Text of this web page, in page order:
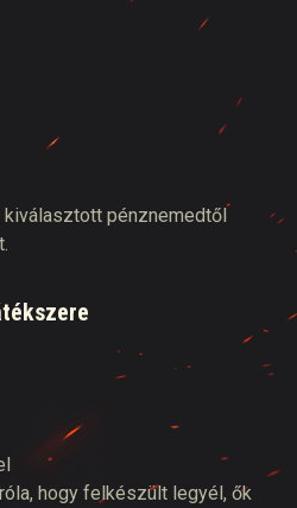
pénznemedtől
hogy felkészült legyél, ők